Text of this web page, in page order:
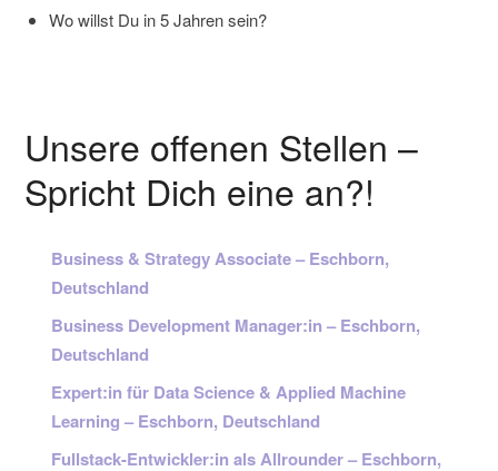
Wo willst Du in 5 Jahren sein?
Unsere offenen Stellen –
Spricht Dich eine an?!
Business & Strategy Associate – Eschborn,
Deutschland
Business Development Manager:in – Eschborn,
Deutschland
Expert:in für Data Science & Applied Machine
Learning – Eschborn, Deutschland
Fullstack-Entwickler:in als Allrounder – Eschborn,